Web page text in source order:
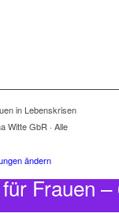
in Lebenskrisen
Witte GbR · Alle
ändern
Frauen